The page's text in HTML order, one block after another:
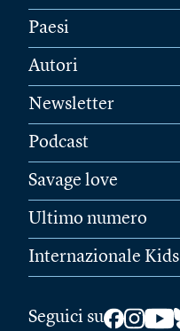
Paesi
Autori
Newsletter
Podcast
Savage love
Ultimo numero
Internazionale Kids
Seguici su